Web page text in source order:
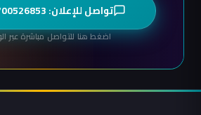
تواصل للإعلان: 009647700526853
اضغط هنا للتواصل مباشرة عبر